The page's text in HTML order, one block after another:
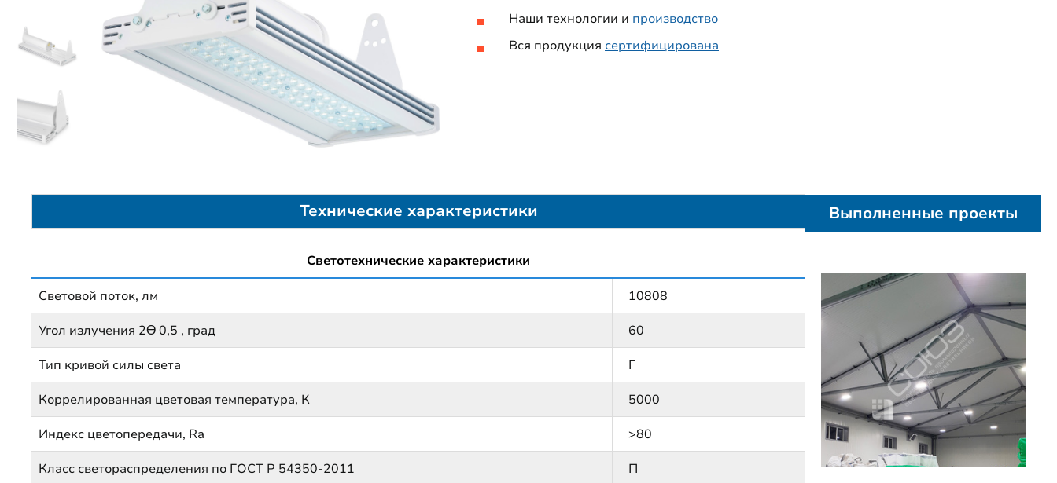
Наши технологии и производство
Вся продукция сертифицирована
Технические характеристики
Светотехнические характеристики
Световой поток, лм
10808
Угол излучения 2Ɵ 0,5 , град
60
Тип кривой силы света
Г
Коррелированная цветовая температура, К
5000
Индекс цветопередачи, Ra
>80
Класс светораспределения по ГОСТ Р 54350-2011
П
Выполненные проекты